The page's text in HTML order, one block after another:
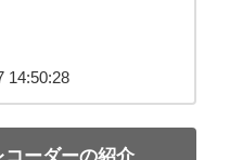
14:50:28
ーダーの紹介